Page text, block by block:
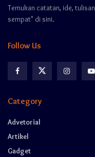
Temukan catatan, ide,
sempat" di sini.
Follow Us
Category
Advetorial
Artikel
Gadget